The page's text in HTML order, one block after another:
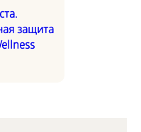
защита